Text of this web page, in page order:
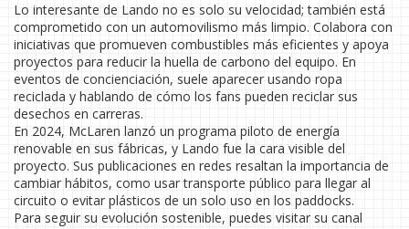
Lo interesante de Lando no es solo su velocidad; también está
comprometido con un automovilismo más limpio. Colabora con
iniciativas que promueven combustibles más eficientes y apoya
proyectos para reducir la huella de carbono del equipo. En
eventos de concienciación, suele aparecer usando ropa
reciclada y hablando de cómo los fans pueden reciclar sus
desechos en carreras.
En 2024, McLaren lanzó un programa piloto de energía
renovable en sus fábricas, y Lando fue la cara visible del
proyecto. Sus publicaciones en redes resaltan la importancia de
cambiar hábitos, como usar transporte público para llegar al
circuito o evitar plásticos de un solo uso en los paddocks.
Para seguir su evolución sostenible, puedes visitar su canal